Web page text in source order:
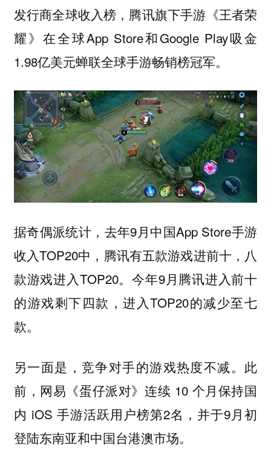
发行商全球收入榜，腾讯旗下手游《王者荣
耀》在全球App Store和Google Play吸金
1.98亿美元蝉联全球手游畅销榜冠军。
据奇偶派统计，去年9月中国App Store手游
收入TOP20中，腾讯有五款游戏进前十，八
款游戏进入TOP20。今年9月腾讯进入前十
的游戏剩下四款，进入TOP20的减少至七
款。
另一面是，竞争对手的游戏热度不减。此
前，网易《蛋仔派对》连续 10 个月保持国
内 iOS 手游活跃用户榜第2名，并于9月初
登陆东南亚和中国台港澳市场。